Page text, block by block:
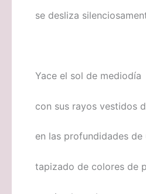
se desliza
Yace el sol de mediodía
con sus rayos vestidos
en las profundidades de
tapizado de colores de